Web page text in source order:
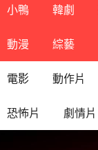
小鴨 韓劇
動漫 綜藝
電影 動作片
恐怖片 劇情片